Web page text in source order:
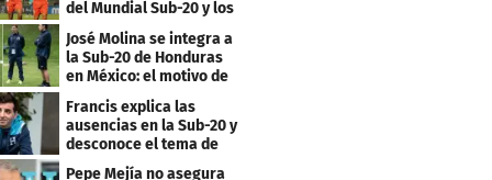
del Mundial Sub-20 y los
Juegos Olímpicos
José Molina se integra a
la Sub-20 de Honduras
en México: el motivo de
su viaje
Francis explica las
ausencias en la Sub-20 y
desconoce el tema de
los tiktokers
Pepe Mejía no asegura